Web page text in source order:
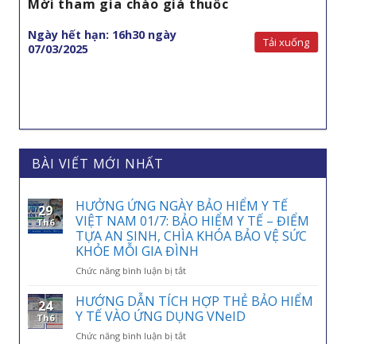
Mời tham gia chào giá thuốc
Ngày hết hạn: 16h30 ngày
07/03/2025
Tải xuống
BÀI VIẾT MỚI NHẤT
29
Th6
HƯỞNG ỨNG NGÀY BẢO HIỂM Y TẾ
VIỆT NAM 01/7: BẢO HIỂM Y TẾ – ĐIỂM
TỰA AN SINH, CHÌA KHÓA BẢO VỆ SỨC
KHỎE MỖI GIA ĐÌNH
Chức năng bình luận bị tắtở
ỨNG
NGÀY
BẢO
HIỂM
24
Th6
HƯỚNG DẪN TÍCH HỢP THẺ BẢO HIỂM
Y TẾ VÀO ỨNG DỤNG VNeID
Chức năng bình luận bị tắtở